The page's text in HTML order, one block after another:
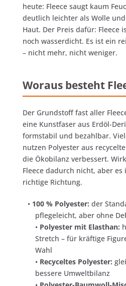
heute: Fleece saugt kaum
deutlich leichter als Wolle
Haut. Der Preis dafür: Fleece
noch wasserdicht. Es ist ein
– nicht mehr, nicht weniger.
Woraus besteht
Der Grundstoff fast aller
eine Kunstfaser aus Erdöl-
formstabil und bezahlbar.
nutzen Polyester aus
die Ökobilanz verbessert.
Fleece dadurch nicht, aber
richtige Richtung.
• 100 % Polyester: der
pflegeleicht, aber ohne
• Polyester mit Elasthan:
Stretch – für kräftige
Wahl
• Recyceltes Polyester:
bessere Umweltbilanz